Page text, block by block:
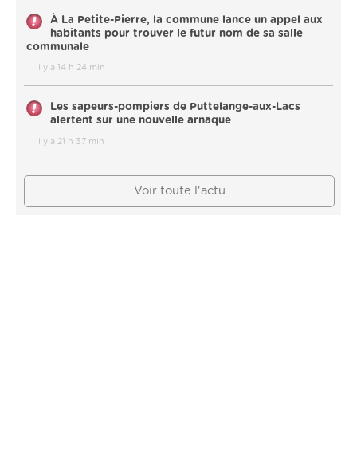
À La Petite-Pierre, la commune lance un appel aux
habitants pour trouver le futur nom de sa salle
communale
il y a 14 h 24 min
Les sapeurs-pompiers de Puttelange-aux-Lacs
alertent sur une nouvelle arnaque
il y a 21 h 37 min
Voir toute l'actu